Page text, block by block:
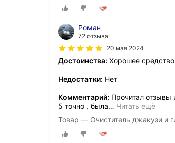
Роман
72 отзыва
20 мая 2024
Достоинства: Хорошее
Недостатки: Нет
Комментарий: Прочитал отзывы
5 точно , была… Читать ещё
Товар — Очиститель джакузи и